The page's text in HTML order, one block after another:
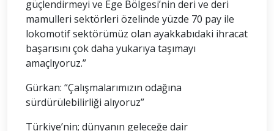
güçlendirmeyi ve Ege Bölgesi’nin deri ve deri
mamulleri sektörleri özelinde yüzde 70 pay ile
lokomotif sektörümüz olan ayakkabıdaki ihracat
başarısını çok daha yukarıya taşımayı
amaçlıyoruz.”
Gürkan: “Çalışmalarımızın odağına
sürdürülebilirliği alıyoruz”
Türkiye’nin; dünyanın geleceğe dair